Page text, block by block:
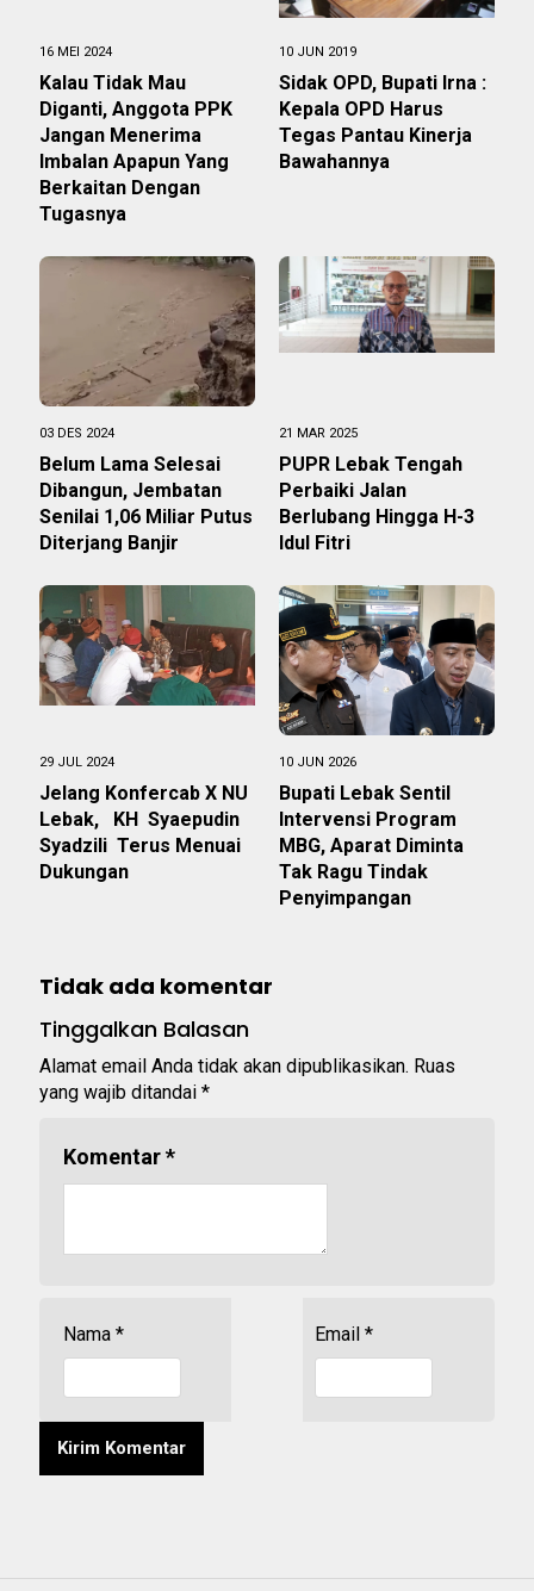
16 MEI 2024
Kalau Tidak Mau
Diganti, Anggota PPK
Jangan Menerima
Imbalan Apapun Yang
Berkaitan Dengan
Tugasnya
10 JUN 2019
Sidak OPD, Bupati Irna :
Kepala OPD Harus
Tegas Pantau Kinerja
Bawahannya
03 DES 2024
Belum Lama Selesai
Dibangun, Jembatan
Senilai 1,06 Miliar Putus
Diterjang Banjir
21 MAR 2025
‎PUPR Lebak Tengah
Perbaiki Jalan
Berlubang Hingga H-3
Idul Fitri
29 JUL 2024
Jelang Konfercab X NU
Lebak, KH Syaepudin
Syadzili Terus Menuai
Dukungan
10 JUN 2026
Bupati Lebak Sentil
Intervensi Program
MBG, Aparat Diminta
Tak Ragu Tindak
Penyimpangan
Tidak ada komentar
Tinggalkan Balasan
Alamat email Anda tidak akan dipublikasikan. Ruas
yang wajib ditandai *
Komentar*
Nama * Email *